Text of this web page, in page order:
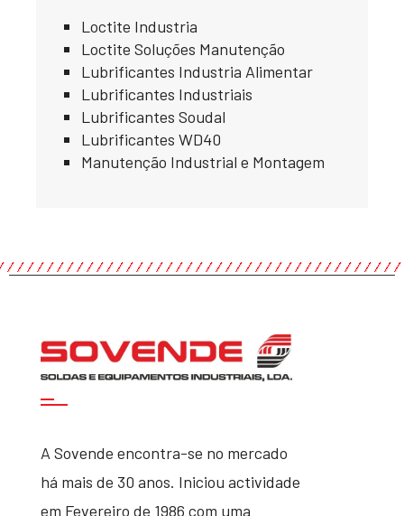
Loctite Industria
Loctite Soluções Manutenção
Lubrificantes Industria Alimentar
Lubrificantes Industriais
Lubrificantes Soudal
Lubrificantes WD40
Manutenção Industrial e Montagem
A Sovende encontra-se no mercado
há mais de 30 anos. Iniciou actividade
em Fevereiro de 1986 com uma